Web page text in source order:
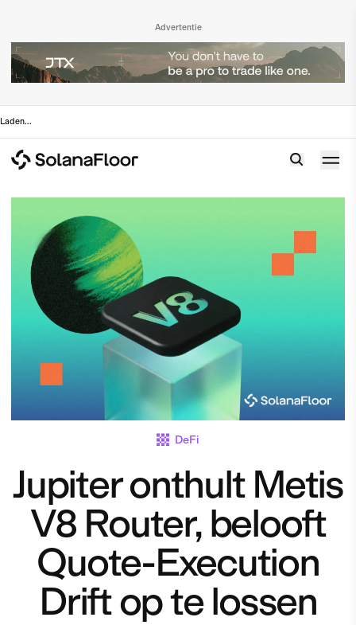
Advertentie
Laden...
DeFi
Jupiter onthult Metis
V8 Router, belooft
Quote-Execution
Drift op te lossen